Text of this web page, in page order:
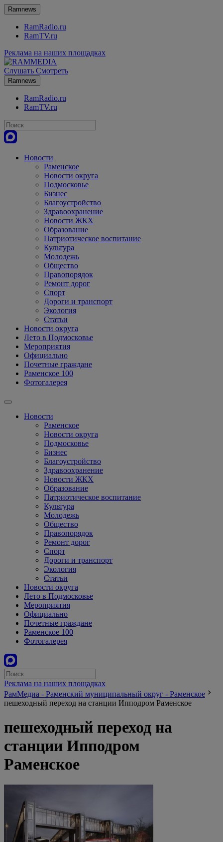
Ramnews
RamRadio.ru
RamTV.ru
Реклама на наших площадках
Слушать Смотреть
Ramnews
RamRadio.ru
RamTV.ru
Новости
Раменское
Новости округа
Подмосковье
Бизнес
Благоустройство
Здравоохранение
Новости ЖКХ
Образование
Патриотическое воспитание
Культура
Молодежь
Общество
Правопорядок
Ремонт дорог
Спорт
Дороги и транспорт
Экология
Статьи
Новости округа
Лето в Подмосковье
Мероприятия
Официально
Почетные граждане
Раменское 100
Фотогалерея
Новости
Раменское
Новости округа
Подмосковье
Бизнес
Благоустройство
Здравоохранение
Новости ЖКХ
Образование
Патриотическое воспитание
Культура
Молодежь
Общество
Правопорядок
Ремонт дорог
Спорт
Дороги и транспорт
Экология
Статьи
Новости округа
Лето в Подмосковье
Мероприятия
Официально
Почетные граждане
Раменское 100
Фотогалерея
Реклама на наших площадках
РамМедиа - Раменский муниципальный округ - Раменское
пешеходный переход на станции Ипподром Раменское
пешеходный переход на
станции Ипподром
Раменское